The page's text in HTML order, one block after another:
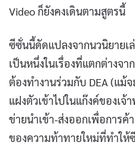
Video ก็ยังคงเดินตามสูตรนี้
ซีซั่นนี้ดัดแปลงจากนวนิยายเ
เป็นหนึ่งในเรื่องที่แตกต่างจา
ต้องทำงานร่วมกับ DEA (แม้
แฝงตัวเข้าไปในแก๊งค์ของเ
ข่ายนำเข้า-ส่งออกเพื่อการ
ของความท้าทายใหม่ที่ทำให้